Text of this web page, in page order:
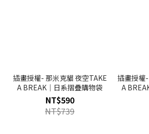
插畫授權- 那米克貓 夜空TAKE
A BREAK｜日系摺疊購物袋
NT$590
NT$739
插畫授權
A